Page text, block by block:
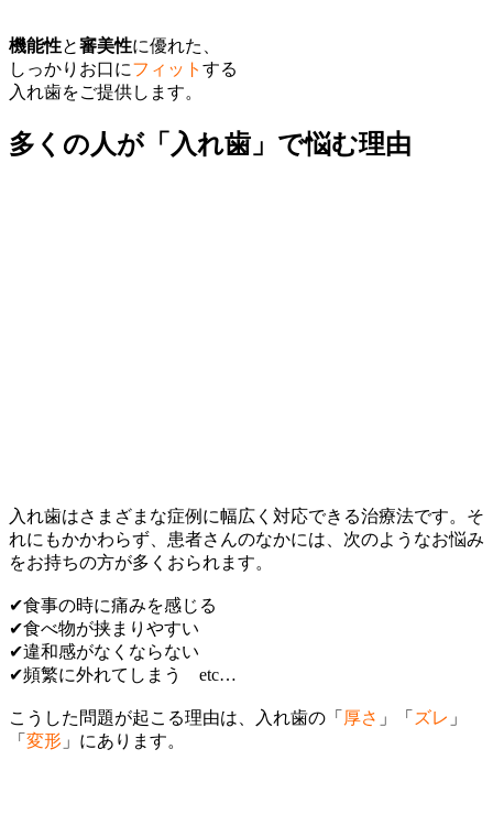
機能性と審美性に優れた、
しっかりお口にフィット する
入れ歯をご提供します。
多くの人が「入れ歯」で悩む理由
入れ歯はさまざまな症例に幅広く対応できる治療法です。そ
れにもかかわらず、患者さんのなかには、次のようなお悩み
をお持ちの方が多くおられます。
✔食事の時に痛みを感じる
✔食べ物が挟まりやすい
✔違和感がなくならない
✔頻繁に外れてしまう etc…
こうした問題が起こる理由は、入れ歯の「 厚さ 」「 ズレ 」
「 変形 」にあります。